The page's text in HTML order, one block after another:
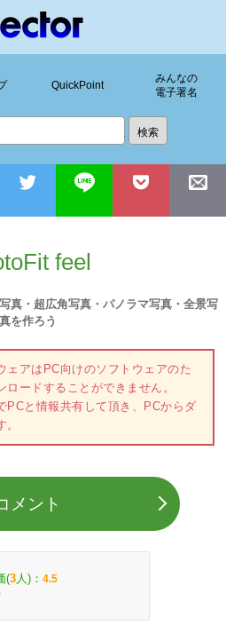
QuickPoint
みんなの
電子署名
feel
真・超広角写真・パノラマ写真・全景写
真を作ろう
ェアはPC向けのソフトウェアのた
ードすることができません。
PCと情報共有して頂き、PCからダ
メント
(3 人)： 4.5